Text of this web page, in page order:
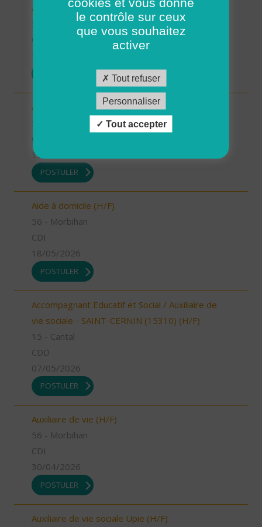
Auxiliaire de vie (H/F)
56 - Morbihan
Auxiliaire de vie (H/F)
19/05/2026
POSTULER
Aide à domicile (H/F)
56 - Morbihan
CDI
18/05/2026
POSTULER
Accompagnant Educatif et Social / Auxiliaire de
vie sociale - SAINT-CERNIN (15310) (H/F)
15 - Cantal
CDD
07/05/2026
POSTULER
Auxiliaire de vie (H/F)
56 - Morbihan
CDI
30/04/2026
POSTULER
Auxiliaire de vie sociale Upie (H/F)
le contrôle sur ceux
que vous souhaitez
activer
Tout refuser
Personnaliser
Tout accepter